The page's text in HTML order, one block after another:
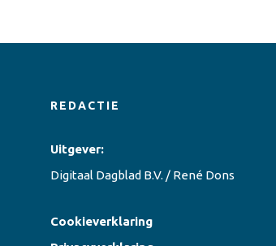
REDACTIE
Uitgever:
Digitaal Dagblad B.V. / René Dons
Cookieverklaring